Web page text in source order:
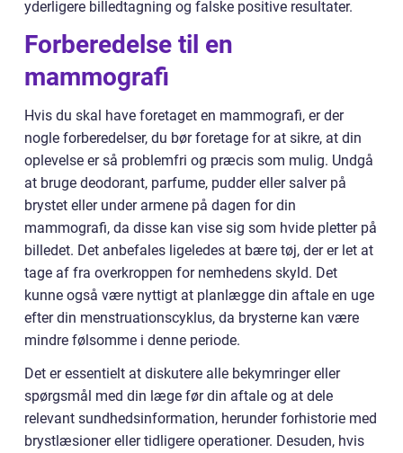
yderligere billedtagning og falske positive resultater.
Forberedelse til en
mammografi
Hvis du skal have foretaget en mammografi, er der
nogle forberedelser, du bør foretage for at sikre, at din
oplevelse er så problemfri og præcis som mulig. Undgå
at bruge deodorant, parfume, pudder eller salver på
brystet eller under armene på dagen for din
mammografi, da disse kan vise sig som hvide pletter på
billedet. Det anbefales ligeledes at bære tøj, der er let at
tage af fra overkroppen for nemhedens skyld. Det
kunne også være nyttigt at planlægge din aftale en uge
efter din menstruationscyklus, da brysterne kan være
mindre følsomme i denne periode.
Det er essentielt at diskutere alle bekymringer eller
spørgsmål med din læge før din aftale og at dele
relevant sundhedsinformation, herunder forhistorie med
brystlæsioner eller tidligere operationer. Desuden, hvis